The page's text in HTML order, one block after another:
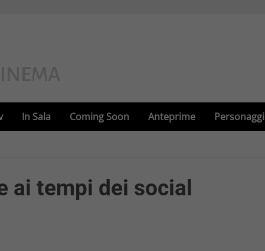
In Sala Coming Soon Anteprime Personaggi
ai tempi dei social